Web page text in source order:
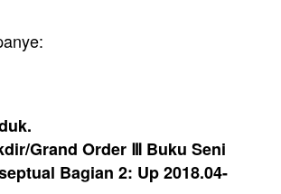
Grand Order Ⅲ Buku Seni
Bagian 2: Up 2018.04-